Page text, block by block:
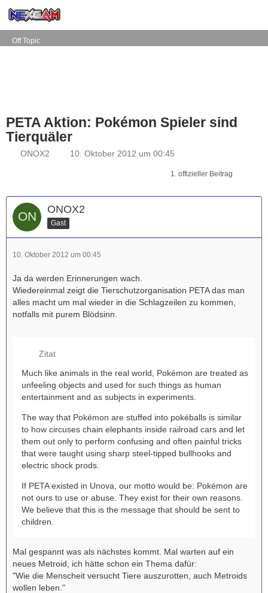
Off Topic
PETA Aktion: Pokémon Spieler sind
Tierquäler
ONOX2 10. Oktober 2012 um 00:45
1. offizieller Beitrag
ONOX2
Gast
10. Oktober 2012 um 00:45
Ja da werden Erinnerungen wach.
Wiedereinmal zeigt die Tierschutzorganisation PETA das man
alles macht um mal wieder in die Schlagzeilen zu kommen,
notfalls mit purem Blödsinn.
Zitat
Much like animals in the real world, Pokémon are treated as
unfeeling objects and used for such things as human
entertainment and as subjects in experiments.
The way that Pokémon are stuffed into pokéballs is similar
to how circuses chain elephants inside railroad cars and let
them out only to perform confusing and often painful tricks
that were taught using sharp steel-tipped bullhooks and
electric shock prods.
If PETA existed in Unova, our motto would be: Pokémon are
not ours to use or abuse. They exist for their own reasons.
We believe that this is the message that should be sent to
children.
Mal gespannt was als nächstes kommt. Mal warten auf ein
neues Metroid, ich hätte schon ein Thema dafür:
"Wie die Menscheit versucht Tiere auszurotten, auch Metroids
wollen leben."